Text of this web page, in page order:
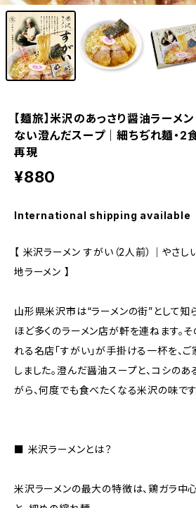
【麺旅】米沢のあっさり醤油ラーメ
ない澄んだスープ｜細ちぢれ麺・2
再現
¥880
International shipping available
【 米沢ラーメン すがい（2人前）｜やさ
地ラーメン 】
山形県米沢市は“ラーメンの街”として知
ほど多くのラーメン店が軒を連ねます。
れる名店「すがい」が手掛ける一杯を、
しました。澄んだ醤油スープと、コシの
がら、何度でも食べたくなる米沢の味です
■ 米沢ラーメンとは？
米沢ラーメンの最大の特徴は、鶏ガラ中